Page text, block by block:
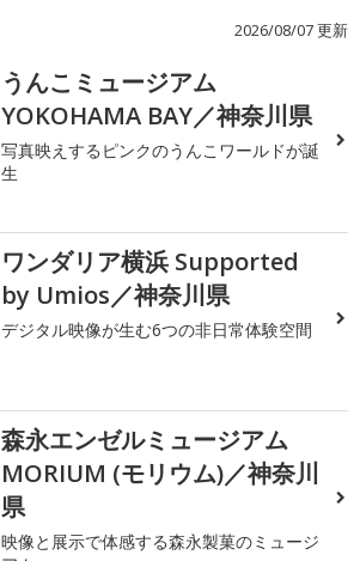
2026/08/07 更新
うんこミュージアム
YOKOHAMA BAY／神奈川県
写真映えするピンクのうんこワールドが誕
生
ワンダリア横浜 Supported
by Umios／神奈川県
デジタル映像が生む6つの非日常体験空間
森永エンゼルミュージアム
MORIUM (モリウム)／神奈川
県
映像と展示で体感する森永製菓のミュージ